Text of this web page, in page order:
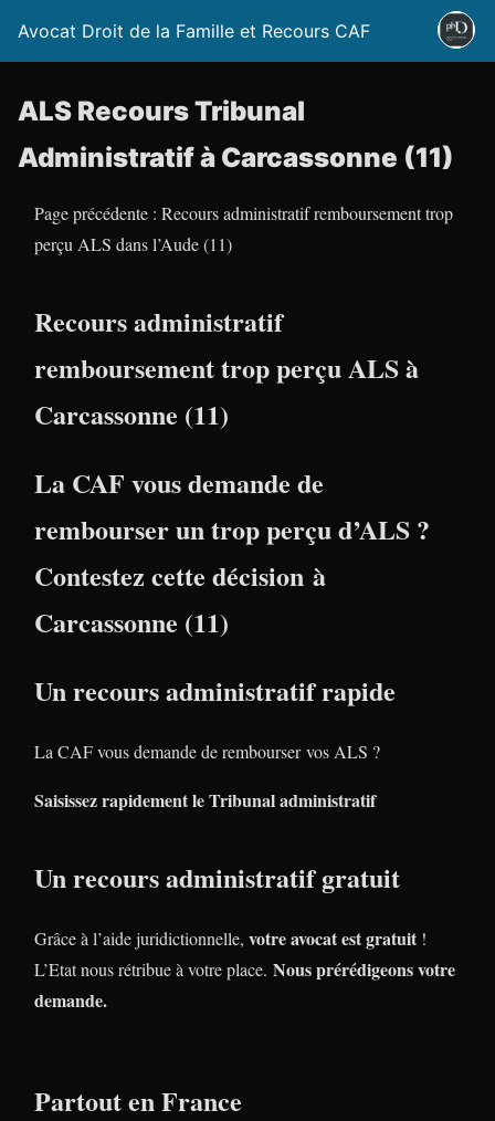
Avocat Droit de la Famille et Recours CAF
ALS Recours Tribunal
Administratif à Carcassonne (11)
Page précédente : Recours administratif remboursement trop
perçu ALS dans l’Aude (11)
Recours administratif
remboursement trop perçu ALS à
Carcassonne (11)
La CAF vous demande de
rembourser un trop perçu d’ALS ?
Contestez cette décision à
Carcassonne (11)
Un recours administratif rapide
La CAF vous demande de rembourser vos ALS ?
Saisissez rapidement le Tribunal administratif
Un recours administratif gratuit
Grâce à l’aide juridictionnelle, votre avocat est gratuit !
L’Etat nous rétribue à votre place. Nous prérédigeons votre
demande.
Partout en France